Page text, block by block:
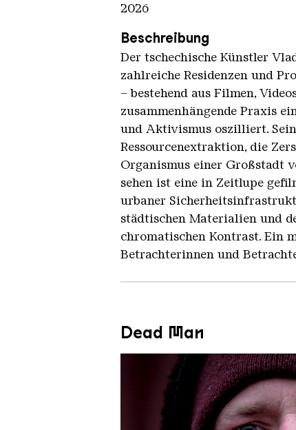
2026
Beschreibung
Der tschechische Künstler
zahlreiche Residenzen und
– bestehend aus Filmen,
zusammenhängende Praxis
und Aktivismus oszilliert.
Ressourcenextraktion, die
Organismus einer Großstadt
sehen ist eine in Zeitlupe
urbaner
städtischen Materialien und
chromatischen Kontrast. Ein
Betrachterinnen und
Dead Man